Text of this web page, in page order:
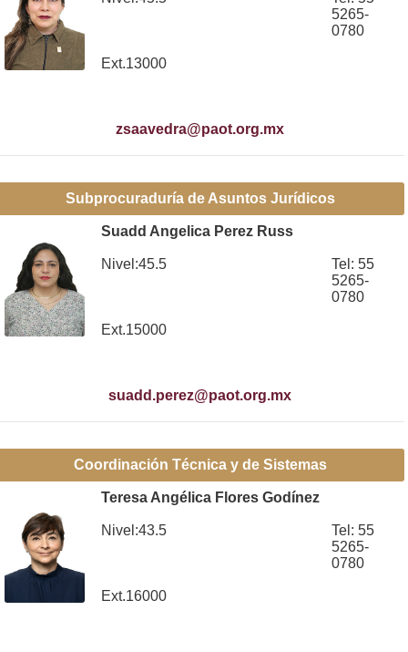
5265-
0780
Ext.13000
zsaavedra@paot.org.mx
Subprocuraduría de Asuntos Jurídicos
Suadd Angelica Perez Russ
Nivel:45.5
Tel: 55
5265-
0780
Ext.15000
suadd.perez@paot.org.mx
Coordinación Técnica y de Sistemas
Teresa Angélica Flores Godínez
Nivel:43.5
Tel: 55
5265-
0780
Ext.16000